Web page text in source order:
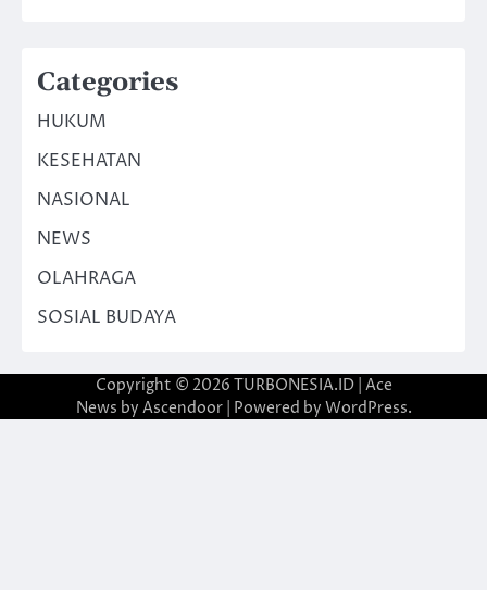
Categories
HUKUM
KESEHATAN
NASIONAL
NEWS
OLAHRAGA
SOSIAL BUDAYA
Copyright © 2026 TURBONESIA.ID| Ace
News by Ascendoor| Powered by WordPress.